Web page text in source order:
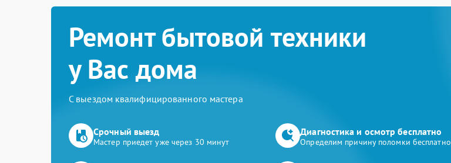
Ремонт бытовой техники
у Вас дома
С выездом квалифицированного мастера
Срочный выезд
Мастер приедет уже через 30 минут
Диагностика и осмотр бесплатно
Определим причину поломки бесплатно